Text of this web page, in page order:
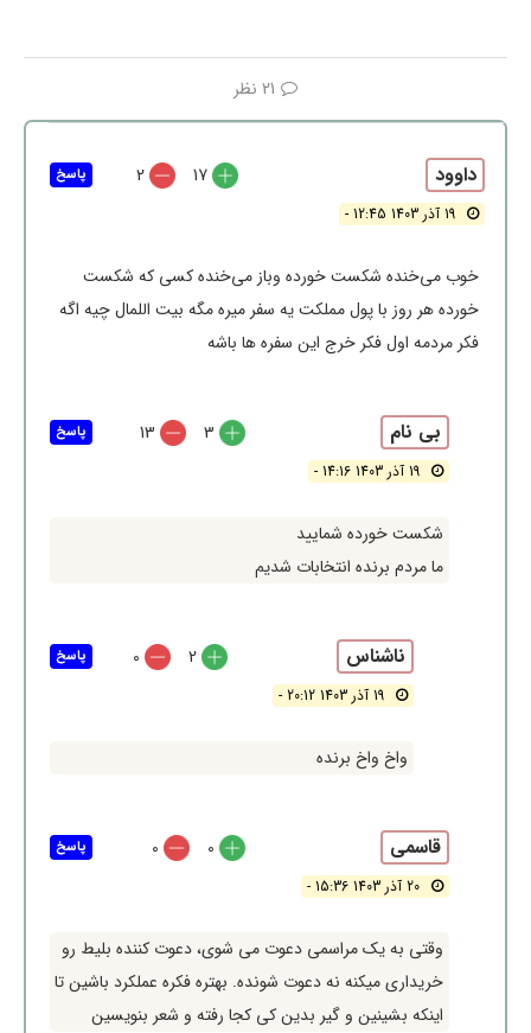
21 نظر
داوود
19 آذر 1403 12:45 -
17
2
خوب می‌خنده شکست خورده وباز می‌خنده کسی که شکست
خورده هر روز با پول مملکت یه سفر میره مگه بیت اللمال چیه اگه
فکر مردمه اول فکر خرج این سفره ها باشه
پاسخ
بی نام
19 آذر 1403 14:16 -
3
13
شکست خورده شمایید
ما مردم برنده انتخابات شدیم
پاسخ
ناشناس
19 آذر 1403 20:12 -
2
0
واخ واخ برنده
پاسخ
قاسمی
20 آذر 1403 15:36 -
0
0
وقتی به یک مراسمی دعوت می شوی، دعوت کننده بلیط رو
خریداری میکنه نه دعوت شونده. بهتره فکره عملکرد باشین تا
اینکه بشینین و گیر بدین کی کجا رفته و شعر بنویسین
پاسخ